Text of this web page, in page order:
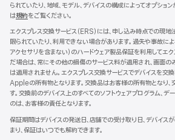
られていたり、地域、モデル、デバイスの構成によってオプショ
は規約（新
ウ
イ
ン
ド
ウ
で
開
き
ま
す）
をご覧ください。
エクスプレス交換サービス（ERS）には、申し込み時点での現
限られていたり、利用できない場合があります。過失や事故に
アクセサリを含まない）のハードウェア製品保証を利用してエ
だ場合は、常にその他の損傷のサービス料が適用され、画面
は適用されません。エクスプレス交換サービスでデバイスを交
Appleの所有物となります。交換品はお客様の所有物となり
す。交換前のデバイス上のすべてのソフトウェアプログラム、デ
のは、お客様の責任となります。
保証期間はデバイスの発送日、店舗での受け取り日、デバイ
まり、保証はいつでも解約できます。